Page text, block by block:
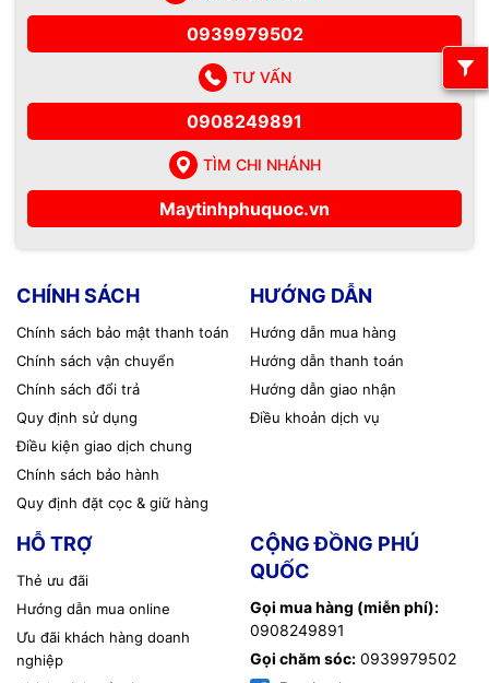
0939979502
TƯ VẤN
0908249891
TÌM CHI NHÁNH
Maytinhphuquoc.vn
CHÍNH SÁCH
Chính sách bảo mật thanh toán
Chính sách vận chuyển
Chính sách đổi trả
Quy định sử dụng
Điều kiện giao dịch chung
Chính sách bảo hành
Quy định đặt cọc & giữ hàng
HƯỚNG DẪN
Hướng dẫn mua hàng
Hướng dẫn thanh toán
Hướng dẫn giao nhận
Điều khoản dịch vụ
HỖ TRỢ
Thẻ ưu đãi
Hướng dẫn mua online
Ưu đãi khách hàng doanh
nghiệp
CỘNG ĐỒNG PHÚ
QUỐC
Gọi mua hàng (miễn phí):
0908249891
Gọi chăm sóc: 0939979502